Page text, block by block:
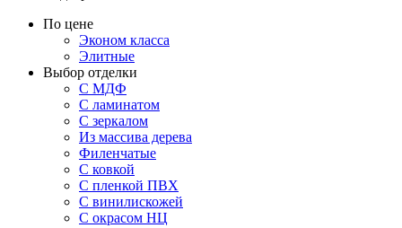
По цене
Эконом класса
Элитные
Выбор отделки
С МДФ
С ламинатом
С зеркалом
Из массива дерева
Филенчатые
С ковкой
С пленкой ПВХ
С винилискожей
С окрасом НЦ